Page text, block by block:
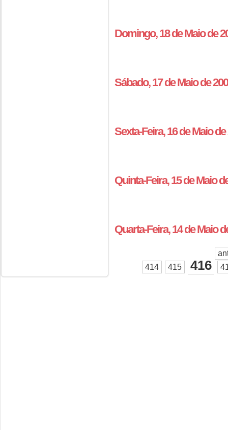
Domingo, 18 de Maio de
Sábado, 17 de Maio de
Sexta-Feira, 16 de Maio
Quinta-Feira, 15 de Maio
Quarta-Feira, 14 de Maio
414
415 416